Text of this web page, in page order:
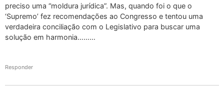
preciso uma “moldura jurídica”. Mas, quando foi o que o
‘Supremo’ fez recomendações ao Congresso e tentou uma
verdadeira conciliação com o Legislativo para buscar uma
solução em harmonia………
Responder